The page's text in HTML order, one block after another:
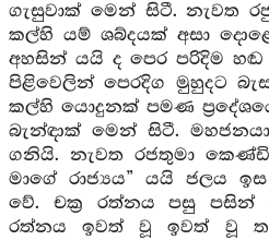
ගැසුවාක් මෙන් සිටී. නැවත
කල්හි යම් ශබ්දයක් අසා
අහසින් යයි ද පෙර පරිදිම
පිළිවෙලින් පෙරදිග මුහුදට
කල්හි යොදුනක් පමණ
බැන්ඳාක් මෙන් සිටී.
ගනියි. නැවත රජතුමා
මාගේ රාජ්‍යය” යයි ජලය
වේ. චක්‍ර රත්නය පසු පසින්
රත්නය ඉවත් වූ ඉවත් වූ